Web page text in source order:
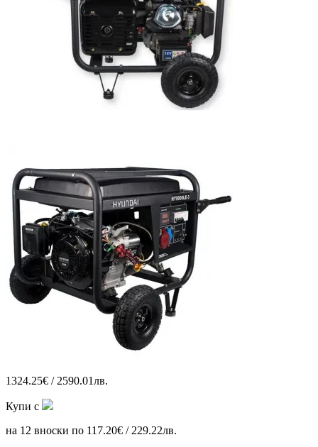
1324.25€ / 2590.01лв.
Купи с
на 12 вноски по 117.20€ / 229.22лв.